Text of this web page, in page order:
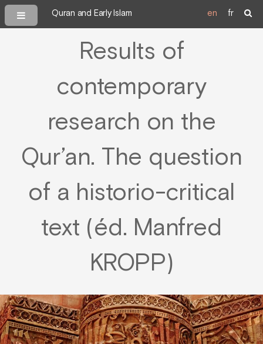
Quran and Early Islam en fr
Results of
contemporary
research on the
Qur’an. The question
of a historio-critical
text (éd. Manfred
KROPP)